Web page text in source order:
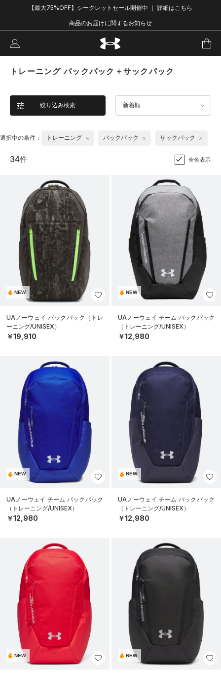
【最大75%OFF】シークレットセール開催中 ｜ 詳細はこちら
商品のお届けに関するお知らせ
トレーニング バックパック＋サックパック
絞り込み検索 新着順
選択中の条件： トレーニング バックパック サックパック
34件 全色表示
NEW
UAノーウェイ バックパック（トレ
ーニング/UNISEX）
￥19,910
NEW
UAノーウェイ チーム バックパック
（トレーニング/UNISEX）
￥12,980
NEW
UAノーウェイ チーム バックパック
（トレーニング/UNISEX）
￥12,980
NEW
UAノーウェイ チーム バックパック
（トレーニング/UNISEX）
￥12,980
NEW NEW